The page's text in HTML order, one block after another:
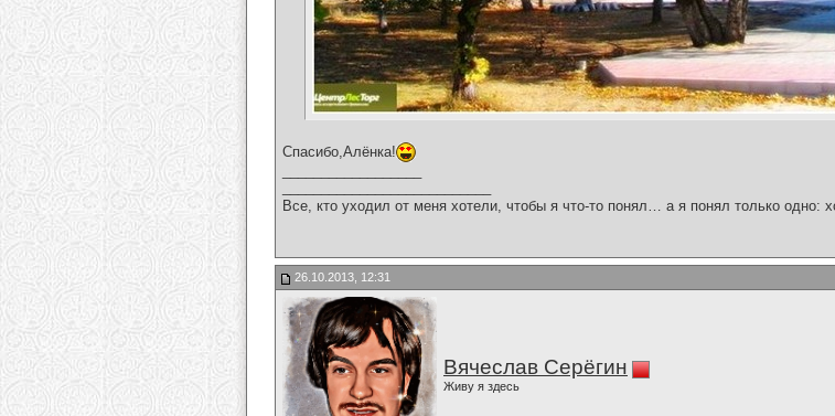
Спасибо,Алёнка!
Все, кто уходил от меня хотели, чтобы я что-то понял… а я понял только одно:
26.10.2013, 12:31
Вячеслав Серёгин
Живу я здесь